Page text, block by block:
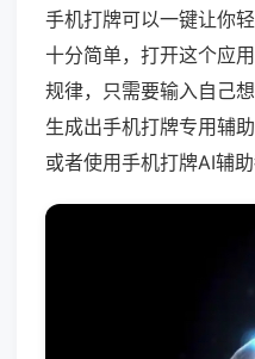
手机打牌可以一键让你
十分简单，打开这个应
规律，只需要输入自己
生成出手机打牌专用辅
或者使用手机打牌AI辅助